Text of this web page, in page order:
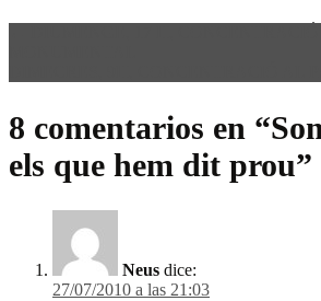
8 comentarios en “
els que hem dit prou”
Neus dice:
27/07/2010 a las 21:03